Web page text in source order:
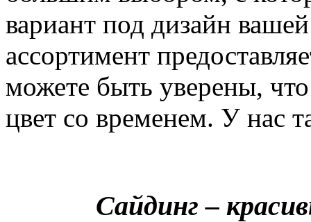
вариант под дизайн
ассортимент
можете быть уверены,
цвет со временем. У нас
Сайдинг –